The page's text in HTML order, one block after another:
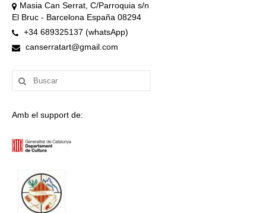
Masia Can Serrat, C/Parroquia s/n
El Bruc - Barcelona España 08294
+34 689325137 (whatsApp)
canserratart@gmail.com
Buscar
por:
Amb el support de: